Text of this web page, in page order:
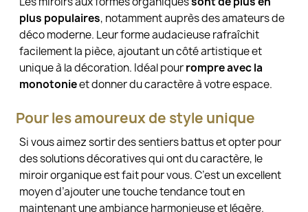
plus populaires, notamment auprès des amateurs de
déco moderne. Leur forme audacieuse rafraîchit
facilement la pièce, ajoutant un côté artistique et
unique à la décoration. Idéal pourrompre avec la
monotonieet donner du caractère à votre espace.
Pour les amoureux de style unique
Si vous aimez sortir des sentiers battus et opter pour
des solutions décoratives qui ont du caractère, le
miroir organique est fait pour vous. C’est un excellent
moyen d’ajouter une touche tendance tout en
maintenant une ambiance harmonieuse et légère.